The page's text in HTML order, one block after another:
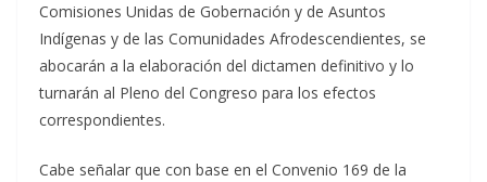
Comisiones Unidas de Gobernación y de Asuntos
Indígenas y de las Comunidades Afrodescendientes, se
abocarán a la elaboración del dictamen definitivo y lo
turnarán al Pleno del Congreso para los efectos
correspondientes.
Cabe señalar que con base en el Convenio 169 de la